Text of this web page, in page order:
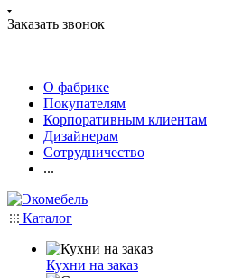
Заказать звонок
О фабрике
Покупателям
Корпоративным клиентам
Дизайнерам
Сотрудничество
...
Каталог
Кухни на заказ